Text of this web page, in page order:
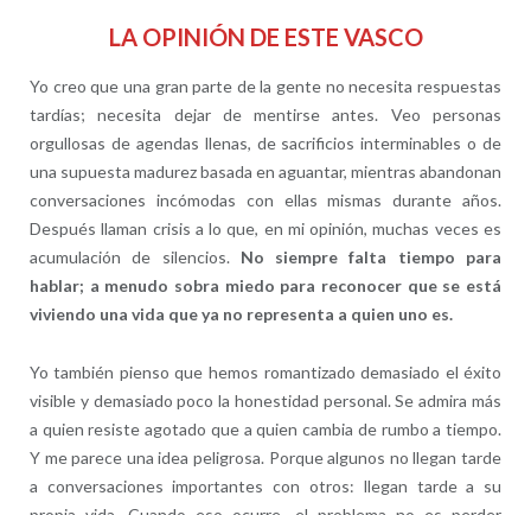
LA OPINIÓN DE ESTE VASCO
Yo creo que una gran parte de la gente no necesita respuestas
tardías; necesita dejar de mentirse antes. Veo personas
orgullosas de agendas llenas, de sacrificios interminables o de
una supuesta madurez basada en aguantar, mientras abandonan
conversaciones incómodas con ellas mismas durante años.
Después llaman crisis a lo que, en mi opinión, muchas veces es
acumulación de silencios. No siempre falta tiempo para
hablar; a menudo sobra miedo para reconocer que se está
viviendo una vida que ya no representa a quien uno es.
Yo también pienso que hemos romantizado demasiado el éxito
visible y demasiado poco la honestidad personal. Se admira más
a quien resiste agotado que a quien cambia de rumbo a tiempo.
Y me parece una idea peligrosa. Porque algunos no llegan tarde
a conversaciones importantes con otros: llegan tarde a su